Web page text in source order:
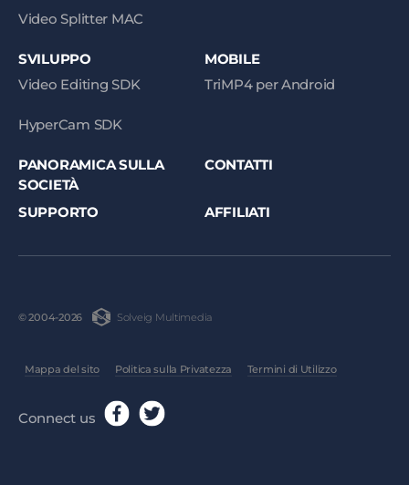
Video Splitter MAC
SVILUPPO
Video Editing SDK
HyperCam SDK
MOBILE
TriMP4 per Android
PANORAMICA SULLA
SOCIETÀ
CONTATTI
SUPPORTO AFFILIATI
© 2004-2026 Solveig Multimedia
Mappa del sito Politica sulla Privatezza Termini di Utilizzo
Connect us